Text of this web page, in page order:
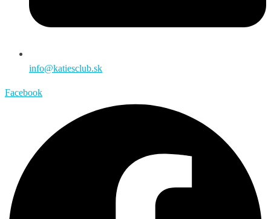
info@katiesclub.sk
Facebook